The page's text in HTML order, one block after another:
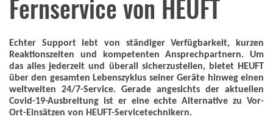
Fernservice von HEUFT
Echter Support lebt von ständiger Verfügbarkeit, kurzen
Reaktionszeiten und kompetenten Ansprechpartnern. Um
das alles jederzeit und überall sicherzustellen, bietet HEUFT
über den gesamten Lebenszyklus seiner Geräte hinweg einen
weltweiten 24/7-Service. Gerade angesichts der aktuellen
Covid-19-Ausbreitung ist er eine echte Alternative zu Vor-
Ort-Einsätzen von HEUFT-Servicetechnikern.